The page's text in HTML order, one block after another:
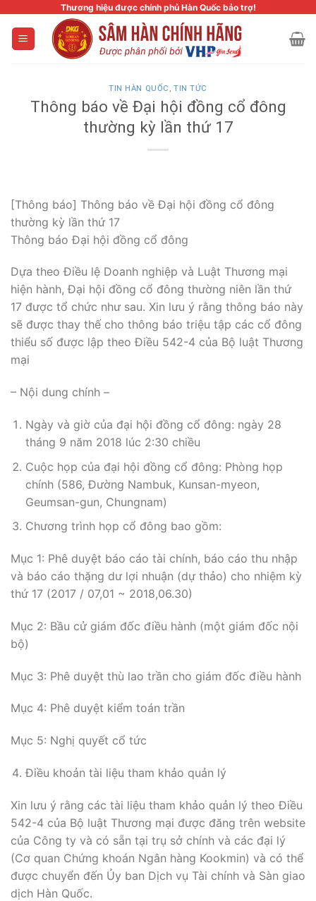
content
Thương hiệu được chính phủ Hàn Quốc bảo trợ!
TIN HÀN QUỐC , TIN TỨC
Thông báo về Đại hội đồng cổ đông
thường kỳ lần thứ 17
[Thông báo] Thông báo về Đại hội đồng cổ đông
thường kỳ lần thứ 17
Thông báo Đại hội đồng cổ đông
Dựa theo Điều lệ Doanh nghiệp và Luật Thương mại
hiện hành, Đại hội đồng cổ đông thường niên lần thứ
17 được tổ chức như sau. Xin lưu ý rằng thông báo này
sẽ được thay thế cho thông báo triệu tập các cổ đông
thiểu số được lập theo Điều 542-4 của Bộ luật Thương
mại
– Nội dung chính –
Ngày và giờ của đại hội đồng cổ đông: ngày 28
tháng 9 năm 2018 lúc 2:30 chiều
Cuộc họp của đại hội đồng cổ đông: Phòng họp
chính (586, Đường Nambuk, Kunsan-myeon,
Geumsan-gun, Chungnam)
Chương trình họp cổ đông bao gồm:
Mục 1: Phê duyệt báo cáo tài chính, báo cáo thu nhập
và báo cáo thặng dư lợi nhuận (dự thảo) cho nhiệm kỳ
thứ 17 (2017 / 07,01 ~ 2018,06.30)
Mục 2: Bầu cử giám đốc điều hành (một giám đốc nội
bộ)
Mục 3: Phê duyệt thù lao trần cho giám đốc điều hành
Mục 4: Phê duyệt kiểm toán trần
Mục 5: Nghị quyết cổ tức
Điều khoản tài liệu tham khảo quản lý
Xin lưu ý rằng các tài liệu tham khảo quản lý theo Điều
542-4 của Bộ luật Thương mại được đăng trên website
của Công ty và có sẵn tại trụ sở chính và các đại lý
(Cơ quan Chứng khoán Ngân hàng Kookmin) và có thể
được chuyển đến Ủy ban Dịch vụ Tài chính và Sàn giao
dịch Hàn Quốc.